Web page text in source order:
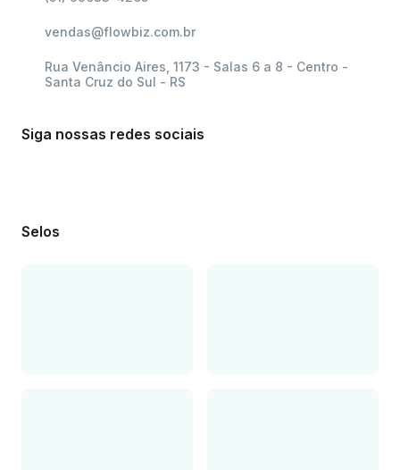
vendas@flowbiz.com.br
Rua Venâncio Aires, 1173 - Salas 6 a 8 - Centro -
Santa Cruz do Sul - RS
Siga nossas redes sociais
Selos